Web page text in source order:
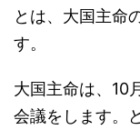
とは、大国主命
す。
大国主命は、10
会議をします。